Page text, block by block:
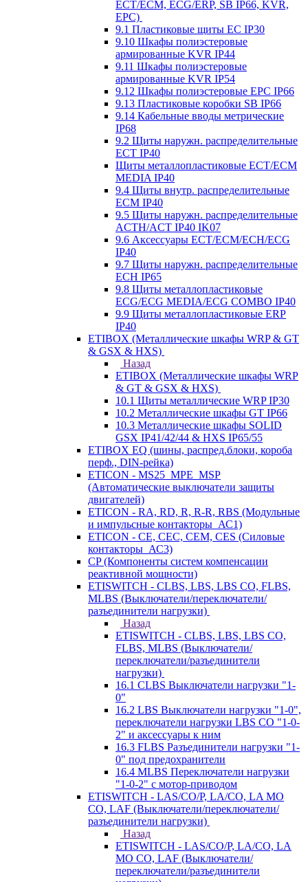
ECT/ECM, ECG/ERP, SB IP66, KVR,
EPC)
9.1 Пластиковые щиты EC IP30
9.10 Шкафы полиэстеровые
армированные KVR IP44
9.11 Шкафы полиэстеровые
армированные KVR IP54
9.12 Шкафы полиэстеровые EPC IP66
9.13 Пластиковые коробки SB IP66
9.14 Кабельные вводы метрические
IP68
9.2 Щиты наружн. распределительные
ECT IP40
Щиты металлопластиковые ECT/ECM
MEDIA IP40
9.4 Щиты внутр. распределительные
ECМ IP40
9.5 Щиты наружн. распределительные
ACTH/ACT IP40 IK07
9.6 Аксессуары ECT/ECM/ECH/ECG
IP40
9.7 Щиты наружн. распределительные
ECH IP65
9.8 Щиты металлопластиковые
ECG/ECG MEDIA/ECG COMBO IP40
9.9 Щиты металлопластиковые ERP
IP40
ETIBOX (Металлические шкафы WRP & GT
& GSX & HXS)
Назад
ETIBOX (Металлические шкафы WRP
& GT & GSX & HXS)
10.1 Щиты металлические WRP IP30
10.2 Металлические шкафы GT IP66
10.3 Металлические шкафы SOLID
GSX IP41/42/44 & HXS IP65/55
ETIBOX EQ (шины, распред.блоки, короба
перф., DIN-рейка)
ETICON - MS25_MPE_MSP
(Автоматические выключатели защиты
двигателей)
ETICON - RA, RD, R, R-R, RBS (Модульные
и импульсные контакторы_АС1)
ETICON - CE, CEC, CEM, CES (Силовые
контакторы_АС3)
CP (Компоненты систем компенсации
реактивной мощности)
ETISWITCH - CLBS, LBS, LBS CO, FLBS,
MLBS (Выключатели/переключатели/
разъединители нагрузки)
Назад
ETISWITCH - CLBS, LBS, LBS CO,
FLBS, MLBS (Выключатели/
переключатели/разъединители
нагрузки)
16.1 CLBS Выключатели нагрузки "1-
0"
16.2 LBS Выключатели нагрузки "1-0",
переключатели нагрузки LBS CO "1-0-
2" и аксессуары к ним
16.3 FLBS Разъединители нагрузки "1-
0" под предохранители
16.4 MLBS Переключатели нагрузки
"1-0-2" с мотор-приводом
ETISWITCH - LAS/CO/P, LA/CO, LA MO
CO, LAF (Выключатели/переключатели/
разъединители нагрузки)
Назад
ETISWITCH - LAS/CO/P, LA/CO, LA
MO CO, LAF (Выключатели/
переключатели/разъединители